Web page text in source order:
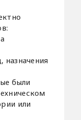
назначения
были
или